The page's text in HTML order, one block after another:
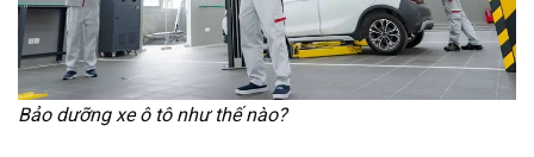
Bảo dưỡng xe ô tô như thế nào?